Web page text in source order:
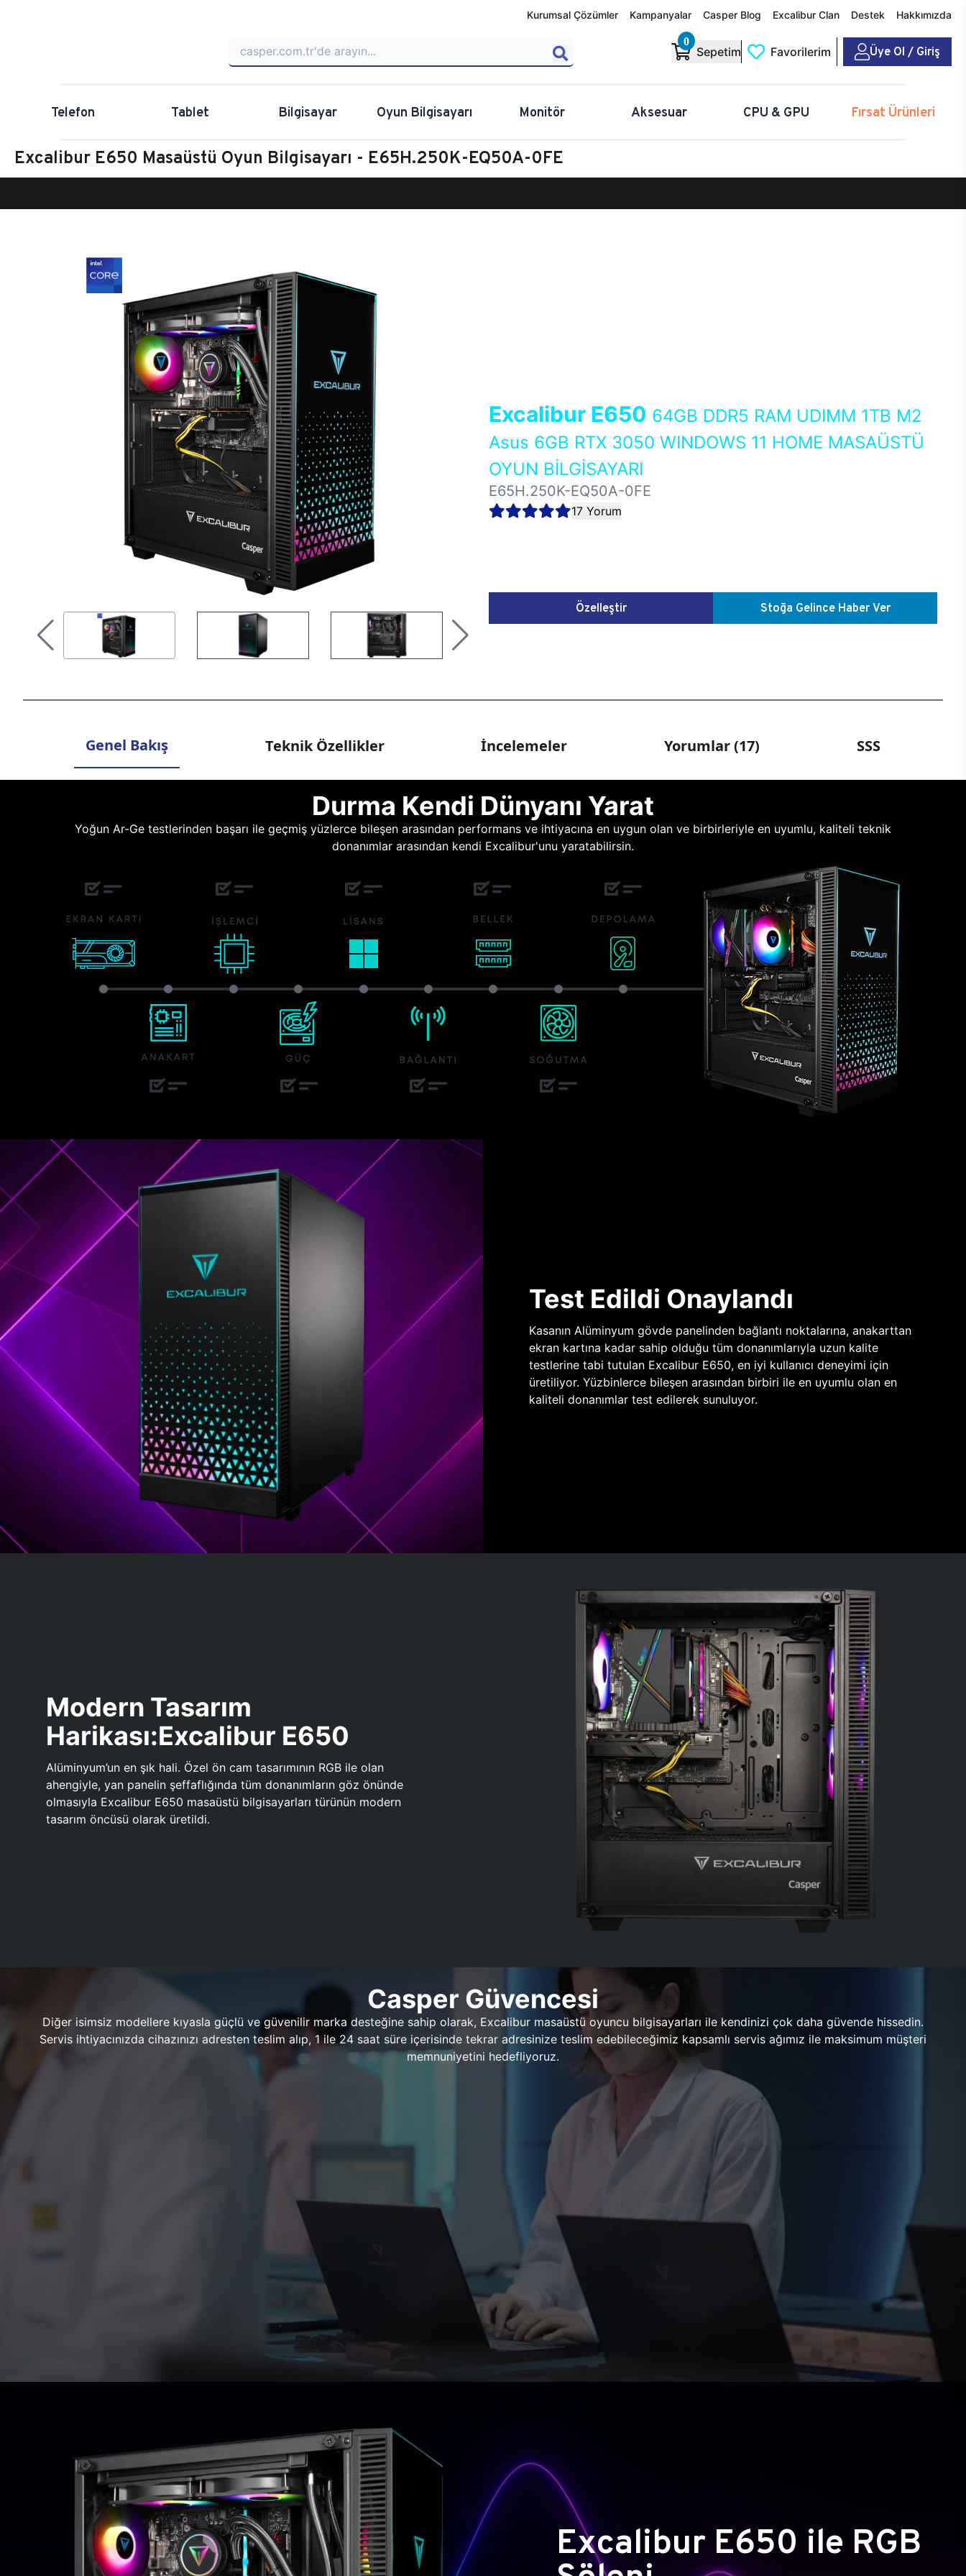
Kurumsal Çözümler Kampanyalar Casper Blog Excalibur Clan Destek Hakkımızda
0
Sepetim Favorilerim Üye Ol / Giriş
Telefon Tablet Bilgisayar Oyun Bilgisayarı Monitör Aksesuar CPU & GPU Fırsat Ürünleri
Excalibur E650 Masaüstü Oyun Bilgisayarı - E65H.250K-EQ50A-0FE
Excalibur E650 64GB DDR5 RAM UDIMM 1TB M2
Asus 6GB RTX 3050 WINDOWS 11 HOME MASAÜSTÜ
OYUN BİLGİSAYARI
E65H.250K-EQ50A-0FE
17 Yorum
Özelleştir Stoğa Gelince Haber Ver
Genel Bakış Teknik Özellikler İncelemeler Yorumlar (17) SSS
Durma Kendi Dünyanı Yarat
Yoğun Ar-Ge testlerinden başarı ile geçmiş yüzlerce bileşen arasından performans ve ihtiyacına en uygun olan ve birbirleriyle en uyumlu, kaliteli teknik
donanımlar arasından kendi Excalibur'unu yaratabilirsin.
Test Edildi Onaylandı
Kasanın Alüminyum gövde panelinden bağlantı noktalarına, anakarttan
ekran kartına kadar sahip olduğu tüm donanımlarıyla uzun kalite
testlerine tabi tutulan Excalibur E650, en iyi kullanıcı deneyimi için
üretiliyor. Yüzbinlerce bileşen arasından birbiri ile en uyumlu olan en
kaliteli donanımlar test edilerek sunuluyor.
Modern Tasarım
Harikası:Excalibur E650
Alüminyum’un en şık hali. Özel ön cam tasarımının RGB ile olan
ahengiyle, yan panelin şeffaflığında tüm donanımların göz önünde
olmasıyla Excalibur E650 masaüstü bilgisayarları türünün modern
tasarım öncüsü olarak üretildi.
Casper Güvencesi
Diğer isimsiz modellere kıyasla güçlü ve güvenilir marka desteğine sahip olarak, Excalibur masaüstü oyuncu bilgisayarları ile kendinizi çok daha güvende hissedin.
Servis ihtiyacınızda cihazınızı adresten teslim alıp, 1 ile 24 saat süre içerisinde tekrar adresinize teslim edebileceğimiz kapsamlı servis ağımız ile maksimum müşteri
memnuniyetini hedefliyoruz.
Excalibur E650 ile RGB